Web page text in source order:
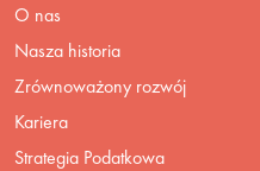
O nas
Nasza historia
Zrównoważony rozwój
Kariera
Strategia Podatkowa